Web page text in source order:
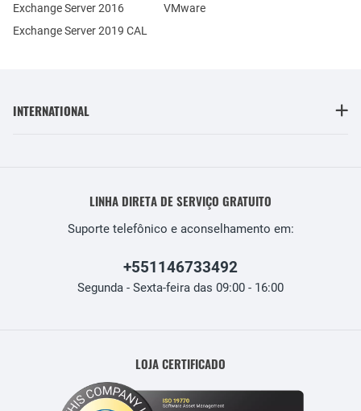
Exchange Server 2016
Exchange Server 2019 CAL
VMware
INTERNATIONAL
LINHA DIRETA DE SERVIÇO GRATUITO
Suporte telefônico e aconselhamento em:
+551146733492
Segunda - Sexta-feira das 09:00 - 16:00
LOJA CERTIFICADO